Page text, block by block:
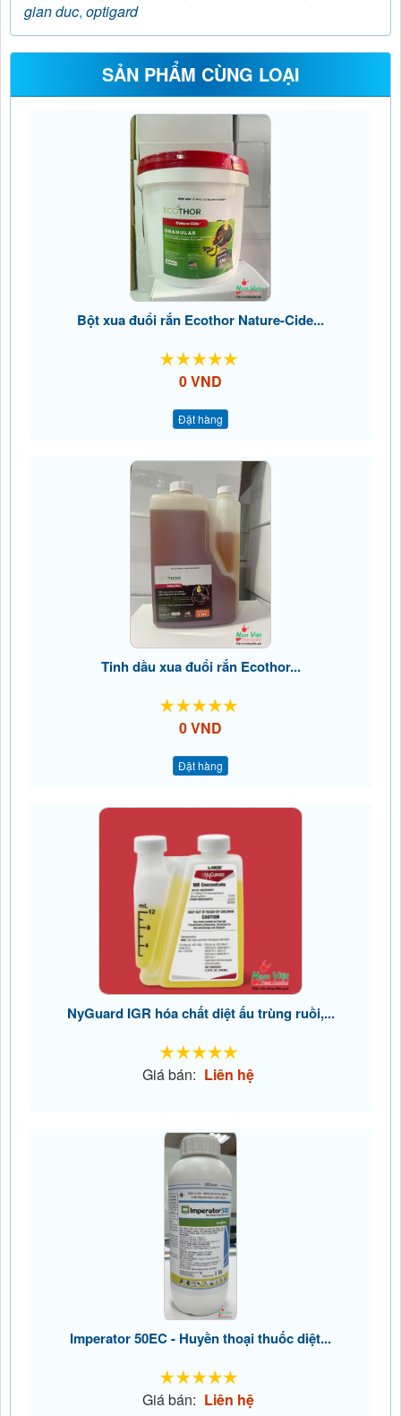
gian duc, optigard
SẢN PHẨM CÙNG LOẠI
Bột xua đuổi rắn Ecothor Nature-Cide...
0 VND
Đặt hàng
Tinh dầu xua đuổi rắn Ecothor...
0 VND
Đặt hàng
NyGuard IGR hóa chất diệt ấu trùng ruồi,...
Giá bán: Liên hệ
Imperator 50EC - Huyền thoại thuốc diệt...
Giá bán: Liên hệ